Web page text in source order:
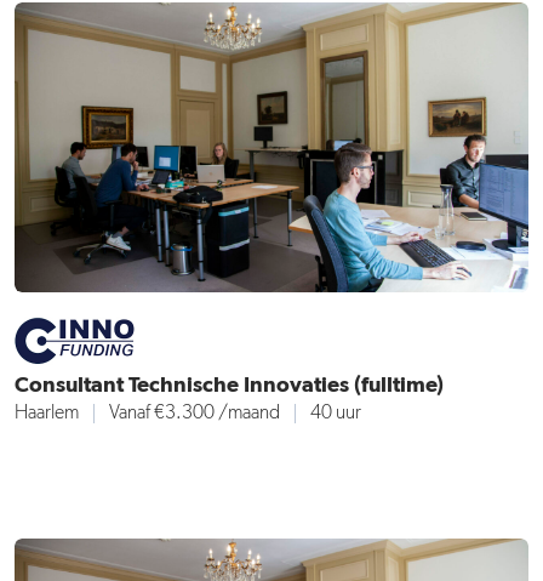
Consultant Technische Innovaties (fulltime)
Haarlem Vanaf €3.300 /maand 40 uur